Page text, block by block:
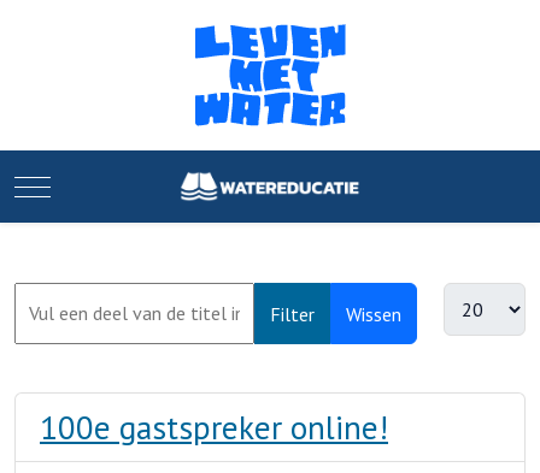
Mobile Menu Toggle
Filter Wissen
100e gastspreker online!